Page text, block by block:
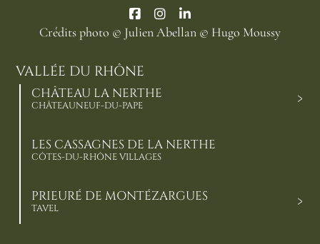
Crédits photo © Julien Abellan © Hugo Moussy
VALLÉE DU RHÔNE
CHÂTEAU LA NERTHE
CHÂTEAUNEUF-DU-PAPE
LES CASSAGNES DE LA NERTHE
CÔTES-DU-RHÔNE VILLAGES
PRIEURÉ DE MONTÉZARGUES
TAVEL